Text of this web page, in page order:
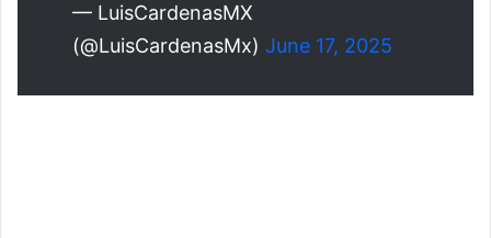
— LuisCardenasMX
(@LuisCardenasMx) June 17, 2025